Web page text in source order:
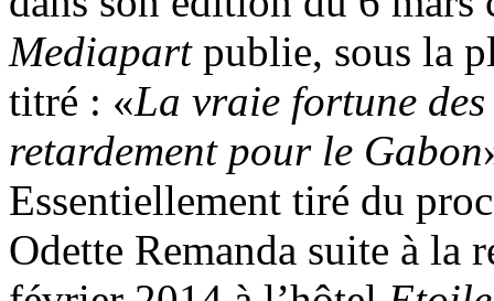
Mediapart publie, sous la
titré : «La vraie fortune
retardement pour le Gabon
Essentiellement tiré du
Odette Remanda suite à la